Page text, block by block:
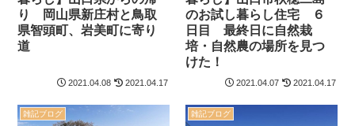
り 岡山県新庄村と鳥取
県智頭町、岩美町に寄り
道
2021.04.08 2021.04.17
のお試し暮らし住宅 ６
日目 最終日に自然栽
培・自然農の場所を見つ
けた！
2021.04.07 2021.04.17
雑記ブログ 雑記ブログ